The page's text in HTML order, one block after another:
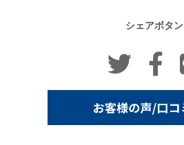
シェアボタン